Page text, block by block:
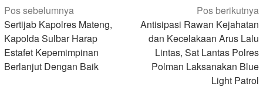
Navigasi
pos
Pos sebelumnya
Sertijab Kapolres Mateng,
Kapolda Sulbar Harap
Estafet Kepemimpinan
Berlanjut Dengan Baik
Pos berikutnya
Antisipasi Rawan Kejahatan
dan Kecelakaan Arus Lalu
Lintas, Sat Lantas Polres
Polman Laksanakan Blue
Light Patrol